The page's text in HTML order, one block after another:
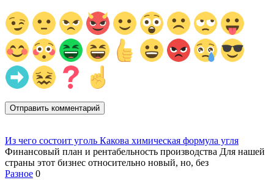
Из чего состоит уголь Какова химическая формула угля
Финансовый план и рентабельность производства Для нашей
страны этот бизнес относительно новый, но, без
Разное 0